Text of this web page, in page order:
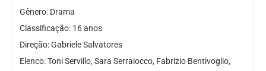
Gênero: Drama
Classificação: 16 anos
Direção: Gabriele Salvatores
Elenco: Toni Servillo, Sara Serraiocco, Fabrizio Bentivoglio,